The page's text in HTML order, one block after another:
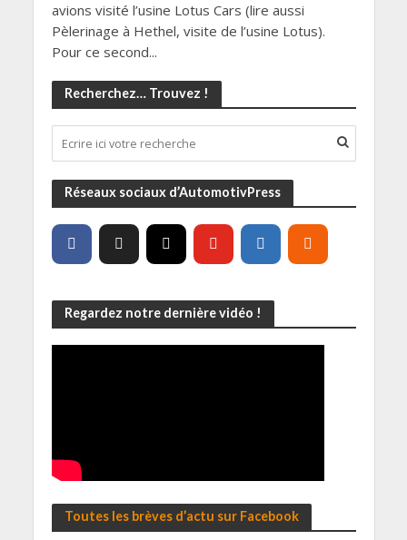
avions visité l’usine Lotus Cars (lire aussi
Pèlerinage à Hethel, visite de l’usine Lotus).
Pour ce second...
Recherchez… Trouvez !
Réseaux sociaux d’AutomotivPress
Regardez notre dernière vidéo !
Toutes les brèves d’actu sur Facebook